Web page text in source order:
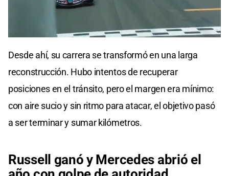
Desde ahí, su carrera se transformó en una larga
reconstrucción. Hubo intentos de recuperar
posiciones en el tránsito, pero el margen era mínimo:
con aire sucio y sin ritmo para atacar, el objetivo pasó
a ser terminar y sumar kilómetros.
Russell ganó y Mercedes abrió el